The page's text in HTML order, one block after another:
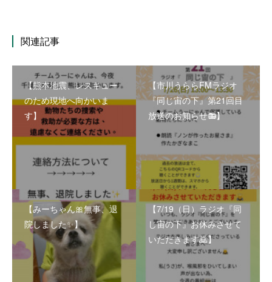
関連記事
【熊本地震、レスキュー
のため現地へ向かいま
す】
【市川うららFMラジオ
『同じ宙の下』第21回目
放送のお知らせ📻】
【みーちゃん🎀無事、退
院しました✨】
【7/19（日）ラジオ『同
じ宙の下』お休みさせて
いただきます🙇】